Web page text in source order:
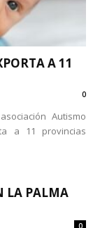
A 11
0
Autismo
a 11 provincias
LA PALMA
0